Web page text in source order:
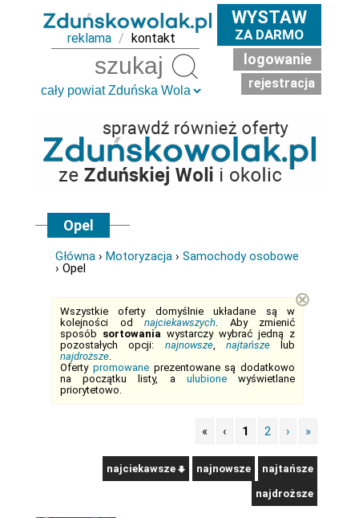
reklama / kontakt
WYSTAW
ZA DARMO
logowanie
rejestracja
Opel
Główna › Motoryzacja › Samochody osobowe
› Opel
Wszystkie oferty domyślnie układane są w
kolejności od najciekawszych. Aby zmienić
sposób sortowania wystarczy wybrać jedną z
pozostałych opcji: najnowsze, najtańszelub
najdroższe.
Oferty promowaneprezentowane są dodatkowo
na początku listy, a ulubionewyświetlane
priorytetowo.
⊗
« ‹ 1 2 › »
najciekawsze najnowsze najtańsze
najdroższe